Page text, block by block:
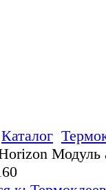
Каталог
Модуль